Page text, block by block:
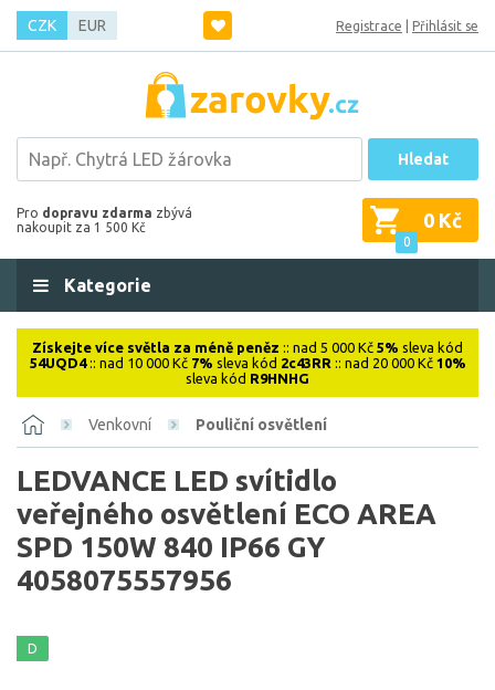
CZK EUR Registrace Přihlásit se
Hledat
Pro dopravu zdarma zbývá
nakoupit za 1 500 Kč
0
0 Kč
Kategorie
Získejte více světla za méně peněz :: nad 5 000 Kč 5% sleva kód
54UQD4:: nad 10 000 Kč 7% sleva kód 2c43RR :: nad 20 000 Kč 10%
sleva kód R9HNHG
Venkovní Pouliční osvětlení
LEDVANCE LED svítidlo
veřejného osvětlení ECO AREA
SPD 150W 840 IP66 GY
4058075557956
D